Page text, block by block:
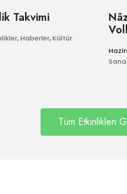
Takvimi
,Haberler,Kültür
Tüm Etkinlikleri